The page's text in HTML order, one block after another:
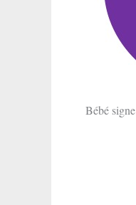
Bébé signe